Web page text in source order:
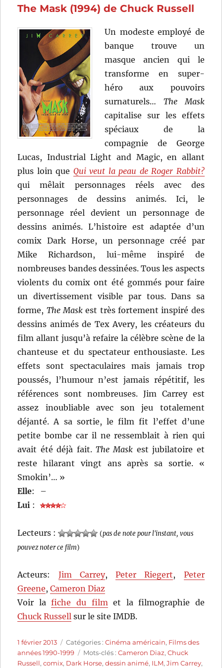
Brad
The Mask (1994) de Chuck Russell
Un modeste employé de
banque trouve un
masque ancien qui le
transforme en super-
héro aux pouvoirs
surnaturels… The Mask
capitalise sur les effets
spéciaux de la
compagnie de George
Lucas, Industrial Light and Magic, en allant
plus loin que Qui veut la peau de Roger Rabbit?
qui mêlait personnages réels avec des
personnages de dessins animés. Ici, le
personnage réel devient un personnage de
dessins animés. L’histoire est adaptée d’un
comix Dark Horse, un personnage créé par
Mike Richardson, lui-même inspiré de
nombreuses bandes dessinées. Tous les aspects
violents du comix ont été gommés pour faire
un divertissement visible par tous. Dans sa
forme, The Maskest très fortement inspiré des
dessins animés de Tex Avery, les créateurs du
film allant jusqu’à refaire la célèbre scène de la
chanteuse et du spectateur enthousiaste. Les
effets sont spectaculaires mais jamais trop
poussés, l’humour n’est jamais répétitif, les
références sont nombreuses. Jim Carrey est
assez inoubliable avec son jeu totalement
déjanté. A sa sortie, le film fit l’effet d’une
petite bombe car il ne ressemblait à rien qui
avait été déjà fait. The Mask est jubilatoire et
reste hilarant vingt ans après sa sortie. «
Smokin’… »
Elle:
–
Lui :
Lecteurs : (pas de note pour l'instant, vous
pouvez noter ce film)
Acteurs: Jim Carrey,Peter Riegert, Peter
Greene,Cameron Diaz
Voir lafiche du film et la filmographie de
Chuck Russell sur le site IMDB.
Publié
le
1 février 2013 Catégories
Catégories :Cinéma américain, Films des
années 1990-1999
Étiquettes
Mots-clés :Cameron Diaz,Chuck
Russell,comix, Dark Horse,dessin animé, ILM,Jim Carrey,